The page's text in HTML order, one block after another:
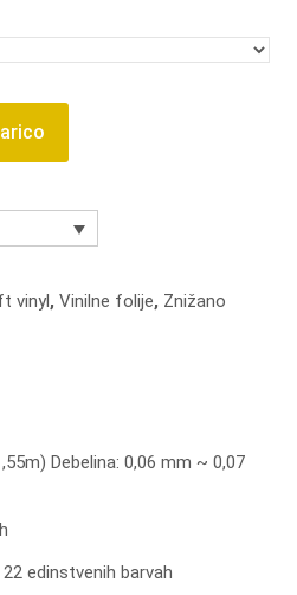
vinyl,Vinilne folije, Znižano
Debelina: 0,06 mm ~ 0,07
edinstvenih barvah